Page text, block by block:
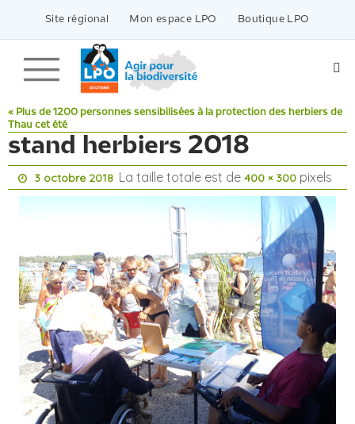
contenu
Site régional Mon espace LPO Boutique LPO
« Plus de 1200 personnes sensibilisées à la protection des herbiers de
Thau cet été
stand herbiers 2018
3 octobre 2018 La taille totale est de400 × 300 pixels